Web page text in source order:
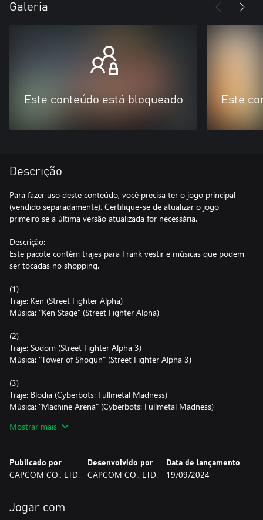
Galeria
Este conteúdo está bloqueado Este
Descrição
Para fazer uso deste conteúdo, você precisa ter o jogo principal
(vendido separadamente). Certifique-se de atualizar o jogo
primeiro se a última versão atualizada for necessária.
Descrição:
Este pacote contém trajes para Frank vestir e músicas que podem
ser tocadas no shopping.
(1)
Traje: Ken (Street Fighter Alpha)
Música: "Ken Stage" (Street Fighter Alpha)
(2)
Traje: Sodom (Street Fighter Alpha 3)
Música: "Tower of Shogun" (Street Fighter Alpha 3)
(3)
Traje: Blodia (Cyberbots: Fullmetal Madness)
Música: "Machine Arena" (Cyberbots: Fullmetal Madness)
(4)
*Os trajes podem ser vestidos no armário localizado na Sala de
Música do Shopping", na tela de Opções.
Mostrar mais
Publicado por
CAPCOM CO., LTD.
Desenvolvido por
CAPCOM CO., LTD.
Data de lançamento
19/09/2024
Jogar com